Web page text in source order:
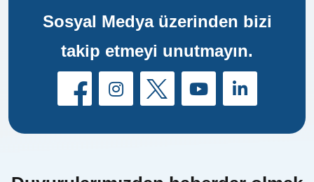
Sosyal Medya üzerinden bizi
takip etmeyi unutmayın.